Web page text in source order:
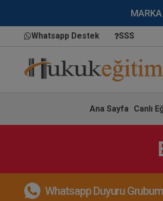
Whatsapp Destek SSS
Ana Sayfa Canlı
Whatsapp Duyuru